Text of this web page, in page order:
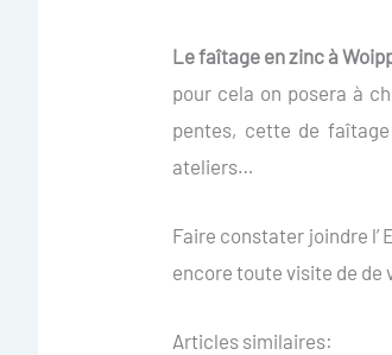
Le faîtage en zinc à
pour cela on posera à
pentes, cette de
ateliers…
Faire constater joindre l’
encore toute visite de de
Articles similaires: